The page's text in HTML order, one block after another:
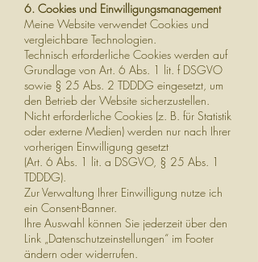
6. Cookies und Einwilligungsmanagement
Meine Website verwendet Cookies und
vergleichbare Technologien.
Technisch erforderliche Cookies werden auf
Grundlage von Art. 6 Abs. 1 lit. f DSGVO
sowie § 25 Abs. 2 TDDDG eingesetzt, um
den Betrieb der Website sicherzustellen.
Nicht erforderliche Cookies (z. B. für Statistik
oder externe Medien) werden nur nach Ihrer
vorherigen Einwilligung gesetzt
(Art. 6 Abs. 1 lit. a DSGVO, § 25 Abs. 1
TDDDG).
Zur Verwaltung Ihrer Einwilligung nutze ich
ein Consent-Banner.
Ihre Auswahl können Sie jederzeit über den
Link „Datenschutzeinstellungen“ im Footer
ändern oder widerrufen.